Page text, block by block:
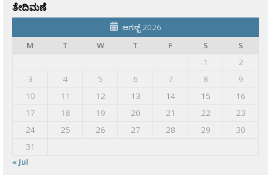
ತೇದಿಮಣೆ
ಆಗಸ್ಟ್ 2026
M
T W T F S
S
1
2
3
4 5 6 7 8
9
10
11 12 13 14 15
16
17
18 19 20 21 22
23
24
25 26 27 28 29
30
31
« Jul